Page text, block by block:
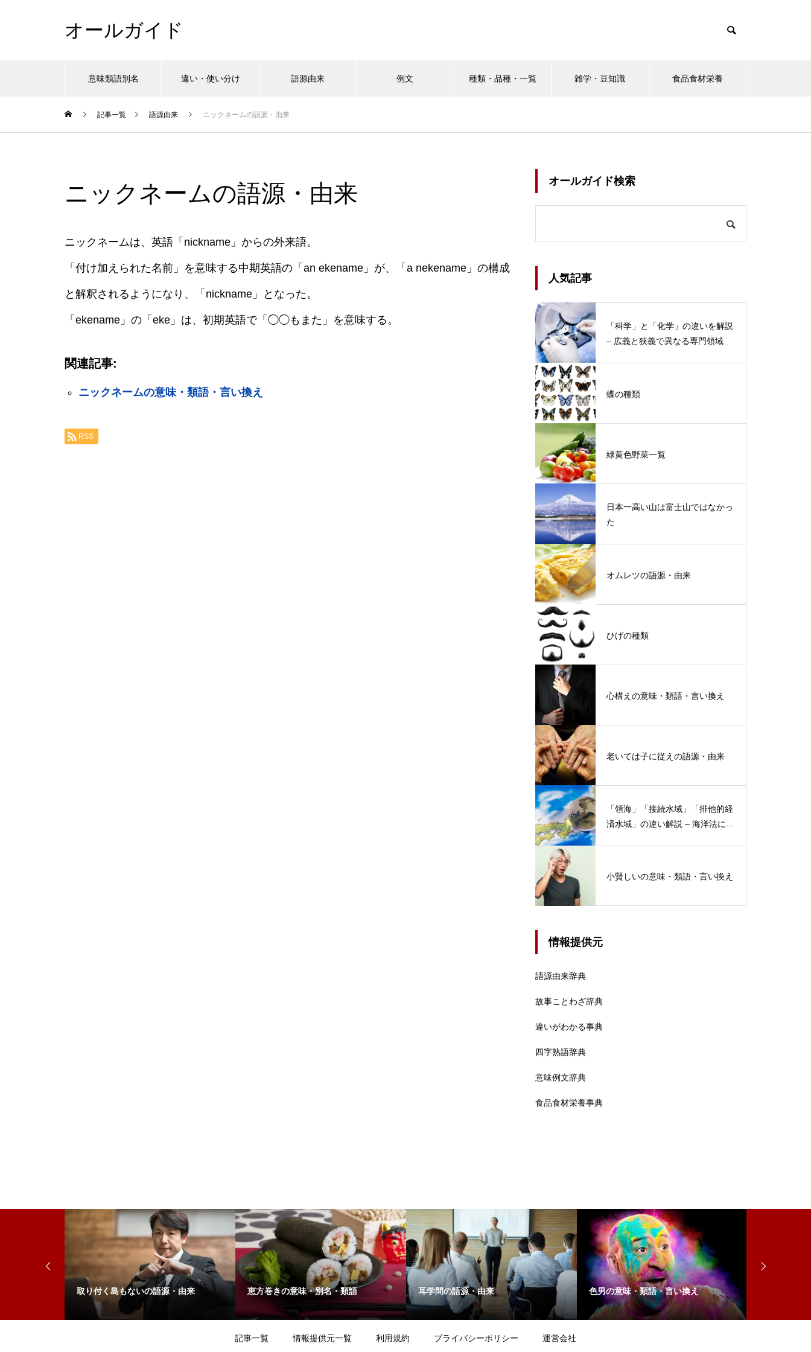
オールガイド
意味類語別名 違い・使い分け 語源由来 例文 種類・品種・一覧 雑学・豆知識 食品食材栄養
記事一覧 語源由来 ニックネームの語源・由来
ニックネームの語源・由来
ニックネームは、英語「nickname」からの外来語。
「付け加えられた名前」を意味する中期英語の「an ekename」が、「a nekename」の構成
と解釈されるようになり、「nickname」となった。
「ekename」の「eke」は、初期英語で「◯◯もまた」を意味する。
関連記事:
ニックネームの意味・類語・言い換え
RSS
オールガイド検索
人気記事
「科学」と「化学」の違いを解説
– 広義と狭義で異なる専門領域
蝶の種類
緑黄色野菜一覧
日本一高い山は富士山ではなかっ
た
オムレツの語源・由来
ひげの種類
心構えの意味・類語・言い換え
老いては子に従えの語源・由来
「領海」「接続水域」「排他的経
済水域」の違い解説 – 海洋法にお
小賢しいの意味・類語・言い換え
情報提供元
語源由来辞典
故事ことわざ辞典
違いがわかる事典
四字熟語辞典
意味例文辞典
食品食材栄養事典
取り付く島もないの語源・由来 恵方巻きの意味・別名・類語 耳学問の語源・由来 色男の意味・類語・言い換え
記事一覧 情報提供元一覧 利用規約 プライバシーポリシー 運営会社